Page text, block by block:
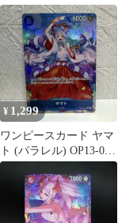
ル OP16-098
¥ 1,299
ワンピースカード ヤマ
ト (パラレル) OP13-054
受け継がれる意志